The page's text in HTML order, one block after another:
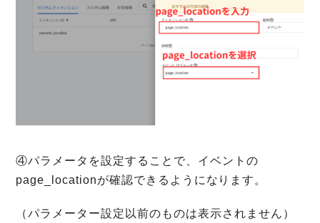
④パラメータを設定することで、イベントの
page_locationが確認できるようになります。
（パラメーター設定以前のものは表示されません）